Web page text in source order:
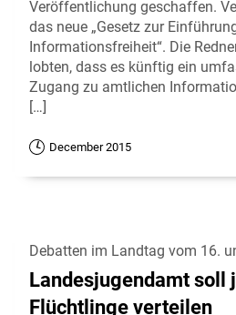
Veröffentlichung geschaffen.
das neue „Gesetz zur
Informationsfreiheit“. Die
lobten, dass es künftig ein
Zugang zu amtlichen
[…]
December 2015
Debatten im Landtag vom 16.
Landesjugendamt soll
Flüchtlinge verteilen